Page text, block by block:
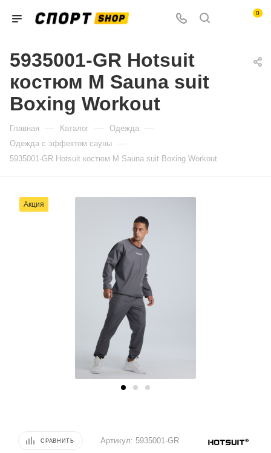
0
5935001-GR Hotsuit
костюм M Sauna suit
Boxing Workout
Главная — Каталог — Одежда —
Одежда с эффектом сауны —
5935001-GR Hotsuit костюм M Sauna suit Boxing Workout
Акция
СРАВНИТЬ Артикул: 5935001-GR